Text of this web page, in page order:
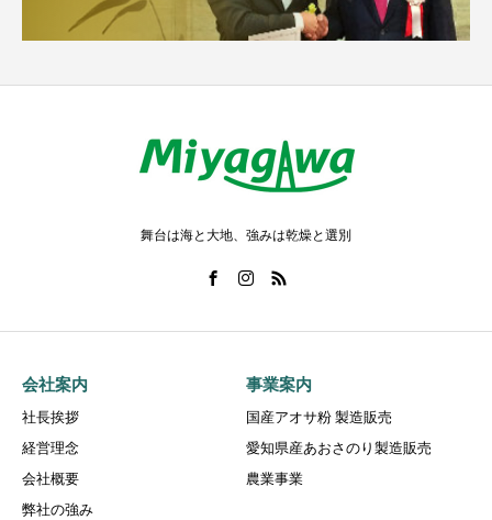
舞台は海と大地、強みは乾燥と選別
会社案内
社長挨拶
経営理念
会社概要
弊社の強み
事業案内
国産アオサ粉 製造販売
愛知県産あおさのり製造販売
農業事業